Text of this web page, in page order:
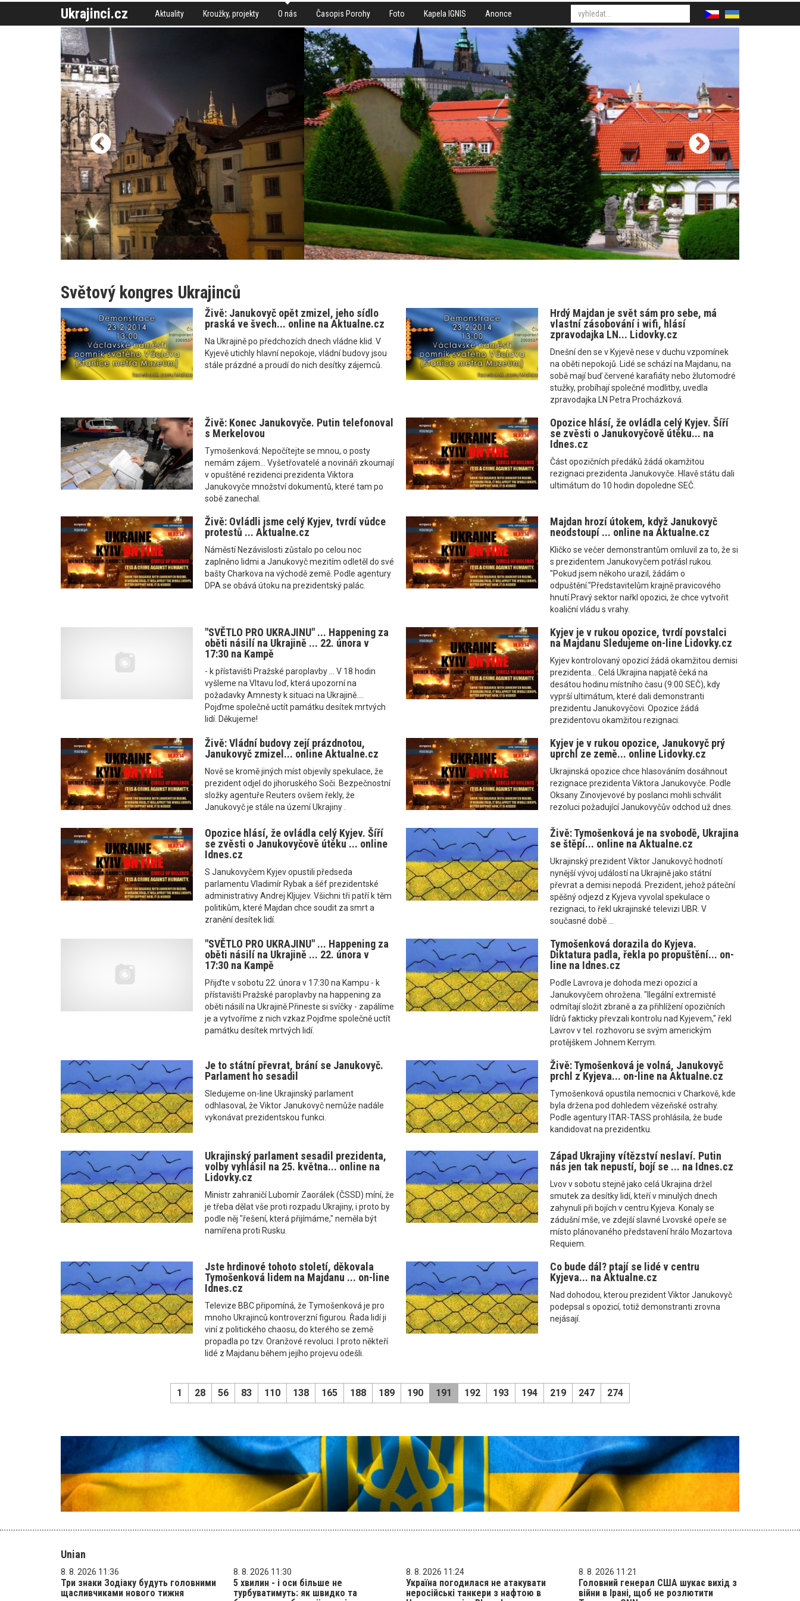
Ukrajinci.cz Aktuality Kroužky, projekty O nás Časopis Porohy Foto Kapela IGNIS Anonce
Světový kongres Ukrajinců
Živě: Janukovyč opět zmizel, jeho sídlo
praská ve švech... online na Aktualne.cz
Na Ukrajině po předchozích dnech vládne klid. V
Kyjevě utichly hlavní nepokoje, vládní budovy jsou
stále prázdné a proudí do nich desítky zájemců.
Hrdý Majdan je svět sám pro sebe, má
vlastní zásobování i wifi, hlásí
zpravodajka LN... Lidovky.cz
Dnešní den se v Kyjevě nese v duchu vzpomínek
na oběti nepokojů. Lidé se schází na Majdanu, na
sobě mají buď červené karafiáty nebo žlutomodré
stužky, probíhají společné modlitby, uvedla
zpravodajka LN Petra Procházková.
Živě: Konec Janukovyče. Putin telefonoval
s Merkelovou
Tymošenková: Nepočítejte se mnou, o posty
nemám zájem... Vyšetřovatelé a novináři zkoumají
v opuštěné rezidenci prezidenta Viktora
Janukovyče množství dokumentů, které tam po
sobě zanechal.
Opozice hlásí, že ovládla celý Kyjev. Šíří
se zvěsti o Janukovyčově útěku... na
Idnes.cz
Část opozičních předáků žádá okamžitou
rezignaci prezidenta Janukovyče. Hlavě státu dali
ultimátum do 10 hodin dopoledne SEČ.
Živě: Ovládli jsme celý Kyjev, tvrdí vůdce
protestů ... Aktualne.cz
Náměstí Nezávislosti zůstalo po celou noc
zaplněno lidmi a Janukovyč mezitím odletěl do své
bašty Charkova na východě země. Podle agentury
DPA se obává útoku na prezidentský palác.
Majdan hrozí útokem, když Janukovyč
neodstoupí ... online na Aktualne.cz
Kličko se večer demonstrantům omluvil za to, že si
s prezidentem Janukovyčem potřásl rukou.
"Pokud jsem někoho urazil, žádám o
odpuštění."Představitelům krajně pravicového
hnutí.Pravý sektor nařkl opozici, že chce vytvořit
koaliční vládu s vrahy.
"SVĚTLO PRO UKRAJINU" ... Happening za
oběti násilí na Ukrajině ... 22. února v
17:30 na Kampě
- k přístavišti Pražské paroplavby ... V 18 hodin
vyšleme na Vltavu loď, která upozorní na
požadavky Amnesty k situaci na Ukrajině....
Pojďme společně uctít památku desítek mrtvých
lidí. Děkujeme!
Kyjev je v rukou opozice, tvrdí povstalci
na Majdanu Sledujeme on-line Lidovky.cz
Kyjev kontrolovaný opozicí žádá okamžitou demisi
prezidenta... Celá Ukrajina napjatě čeká na
desátou hodinu místního času (9:00 SEČ), kdy
vyprší ultimátum, které dali demonstranti
prezidentu Janukovyčovi. Opozice žádá
prezidentovu okamžitou rezignaci.
Živě: Vládní budovy zejí prázdnotou,
Janukovyč zmizel... online Aktualne.cz
Nově se kromě jiných míst objevily spekulace, že
prezident odjel do jihoruského Soči. Bezpečnostní
složky agentuře Reuters ovšem řekly, že
Janukovyč je stále na území Ukrajiny .
Kyjev je v rukou opozice, Janukovyč prý
uprchl ze země... online Lidovky.cz
Ukrajinská opozice chce hlasováním dosáhnout
rezignace prezidenta Viktora Janukovyče. Podle
Oksany Zinovjevové by poslanci mohli schválit
rezoluci požadující Janukovyčův odchod už dnes.
Opozice hlásí, že ovládla celý Kyjev. Šíří
se zvěsti o Janukovyčově útěku ... online
Idnes.cz
S Janukovyčem Kyjev opustili předseda
parlamentu Vladimír Rybak a šéf prezidentské
administrativy Andrej Kljujev. Všichni tři patří k těm
politikům, které Majdan chce soudit za smrt a
zranění desítek lidí.
Živě: Tymošenková je na svobodě, Ukrajina
se štěpí... online na Aktualne.cz
Ukrajinský prezident Viktor Janukovyč hodnotí
nynější vývoj událostí na Ukrajině jako státní
převrat a demisi nepodá. Prezident, jehož páteční
spěšný odjezd z Kyjeva vyvolal spekulace o
rezignaci, to řekl ukrajinské televizi UBR. V
současné době ...
"SVĚTLO PRO UKRAJINU" ... Happening za
oběti násilí na Ukrajině ... 22. února v
17:30 na Kampě
Přijďte v sobotu 22. února v 17:30 na Kampu - k
přístavišti Pražské paroplavby na happening za
oběti násilí na Ukrajině.Přineste si svíčky - zapálíme
je a vytvoříme z nich vzkaz.Pojďme společně uctít
památku desítek mrtvých lidí.
Tymošenková dorazila do Kyjeva.
Diktatura padla, řekla po propuštění... on-
line na Idnes.cz
Podle Lavrova je dohoda mezi opozicí a
Janukovyčem ohrožena. "Ilegální extremisté
odmítají složit zbraně a za přihlížení opozičních
lídrů fakticky převzali kontrolu nad Kyjevem," řekl
Lavrov v tel. rozhovoru se svým americkým
protějškem Johnem Kerrym.
Je to státní převrat, brání se Janukovyč.
Parlament ho sesadil
Sledujeme on-line Ukrajinský parlament
odhlasoval, že Viktor Janukovyč nemůže nadále
vykonávat prezidentskou funkci.
Živě: Tymošenková je volná, Janukovyč
prchl z Kyjeva... on-line na Aktualne.cz
Tymošenková opustila nemocnici v Charkově, kde
byla držena pod dohledem vězeňské ostrahy.
Podle agentury ITAR-TASS prohlásila, že bude
kandidovat na prezidentku.
Ukrajinský parlament sesadil prezidenta,
volby vyhlásil na 25. května... online na
Lidovky.cz
Ministr zahraničí Lubomír Zaorálek (ČSSD) míní, že
je třeba dělat vše proti rozpadu Ukrajiny, i proto by
podle něj "řešení, která přijímáme," neměla být
namířena proti Rusku.
Západ Ukrajiny vítězství neslaví. Putin
nás jen tak nepustí, bojí se ... na Idnes.cz
Lvov v sobotu stejně jako celá Ukrajina držel
smutek za desítky lidí, kteří v minulých dnech
zahynuli při bojích v centru Kyjeva. Konaly se
zádušní mše, ve zdejší slavné Lvovské opeře se
místo plánovaného představení hrálo Mozartova
Requiem.
Jste hrdinové tohoto století, děkovala
Tymošenková lidem na Majdanu ... on-line
Idnes.cz
Televize BBC připomíná, že Tymošenková je pro
mnoho Ukrajinců kontroverzní figurou. Řada lidí ji
viní z politického chaosu, do kterého se země
propadla po tzv. Oranžové revoluci. I proto někteří
lidé z Majdanu během jejího projevu odešli.
Co bude dál? ptají se lidé v centru
Kyjeva... na Aktualne.cz
Nad dohodou, kterou prezident Viktor Janukovyč
podepsal s opozicí, totiž demonstranti zrovna
nejásají.
1 28 56 83 110 138 165 188 189 190 191 192 193 194 219 247 274
Unian
8. 8. 2026 11:36
Три знаки Зодіаку будуть головними
щасливчиками нового тижня
8. 8. 2026 11:30
5 хвилин - і оси більше не
турбуватимуть: як швидко та
8. 8. 2026 11:24
Україна погодилася не атакувати
неросійські танкери з нафтою в
8. 8. 2026 11:21
Головний генерал США шукає вихід з
війни в Ірані, щоб не розлютити